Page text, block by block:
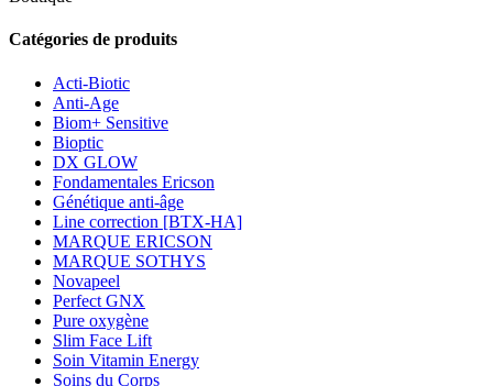
Catégories de produits
Acti-Biotic
Anti-Age
Biom+ Sensitive
Bioptic
DX GLOW
Fondamentales Ericson
Génétique anti-âge
Line correction [BTX-HA]
MARQUE ERICSON
MARQUE SOTHYS
Novapeel
Perfect GNX
Pure oxygène
Slim Face Lift
Soin Vitamin Energy
Soins du Corps